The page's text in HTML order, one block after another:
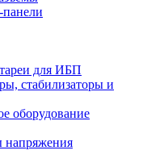
панели
для ИБП
стабилизаторы и
оборудование
напряжения